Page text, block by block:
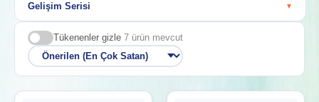
Gelişim Serisi ▼
Tükenenler gizle 7 ürün mevcut